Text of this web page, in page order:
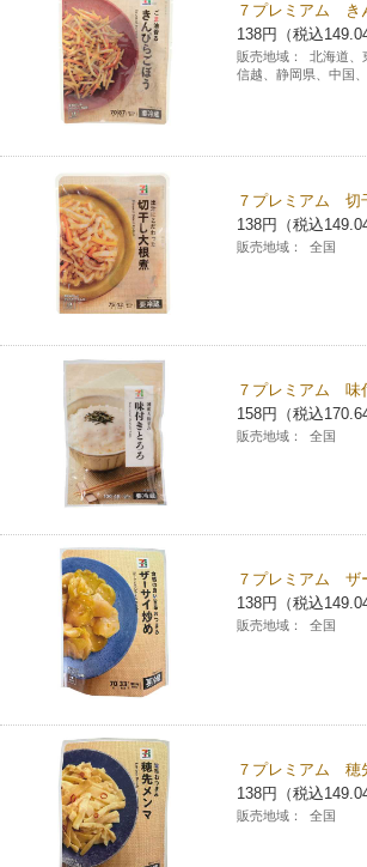
モバイルバッテリーシェアリング（店舗限定
モバイルWi-Fiバッテリーシェアリング（店舗
荷物預かりサービス「ecbocloakエクボクロ
パウダースペース ラブン（店舗限定）
ソフトバンクギフト
７プレミアム き
138円（税込
販売地域：
北海道、
信越、静岡県、中国
７プレミアム 切
138円（税込
販売地域： 全国
７プレミアム 味
158円（税込
販売地域： 全国
７プレミアム ザ
138円（税込
販売地域： 全国
７プレミアム 穂
138円（税込
販売地域： 全国